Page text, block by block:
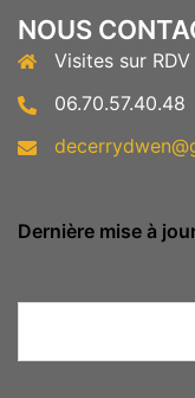
NOUS
Visites sur
06.70.57.40.48
Dernière mise à